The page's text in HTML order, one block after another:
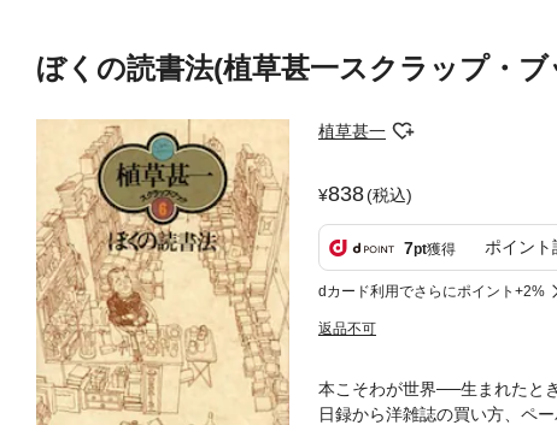
ぼくの読書法(植草甚一スクラップ・ブ
植草甚一
838(税込)
7pt獲得 ポイント
dカード利用でさらにポイント+2%
返品不可
本こそわが世界──生まれたと
日録から洋雑誌の買い方、ペ